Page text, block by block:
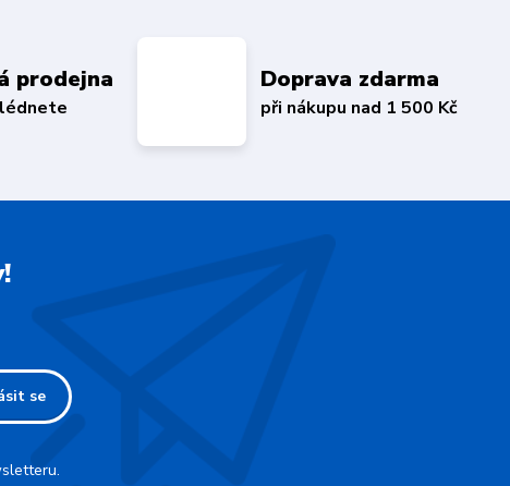
prodejna Doprava zdarma
při nákupu nad 1 500 Kč
se